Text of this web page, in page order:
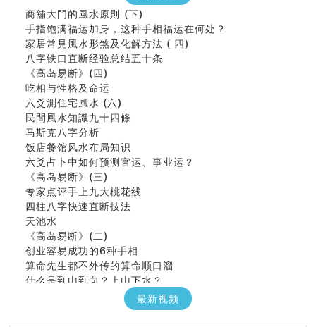
商舖大門的風水原則 (下)
手指饱满福运加身，这种手相福运在何处？
家居常見風水形煞及化解方法 ( 四)
八字铁口直断经验总结五十条
《高岛易断》(四)
吃相与性格及命运
六爻測住宅風水 (六)
民間風水知識九十四條
马斯克八字分析
饭店餐馆风水布局知识
六爻占卜中如何预测官运、事业运？
《高岛易断》(三)
专家点评手上九大桃花线
四柱八字快速直断技法
天池水
《高岛易断》(二)
创业容易成功的6种手相
算命先生都不外传的算命顺口溜
什么是到山到向？上山下水？
六爻算卦：我能面试升职吗？
最新视频